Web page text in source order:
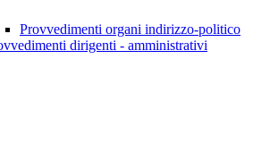
Provvedimenti organi indirizzo-politico
dirigenti - amministrativi